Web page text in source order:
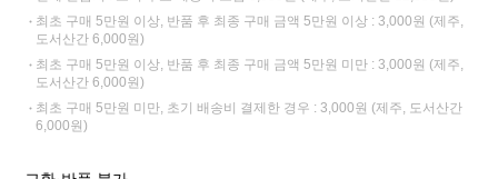
최초 구매 5만원 이상, 반품 후 최종 구매 금액 5만원 이상 : 3,000원 (제주,
도서산간 6,000원)
최초 구매 5만원 이상, 반품 후 최종 구매 금액 5만원 미만 : 3,000원 (제주,
도서산간 6,000원)
최초 구매 5만원 미만, 초기 배송비 결제한 경우 : 3,000원 (제주, 도서산간
6,000원)